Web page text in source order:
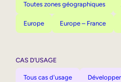
Toutes zones géographiques
Europe Europe – France
CAS D’USAGE
Tous cas d'usage